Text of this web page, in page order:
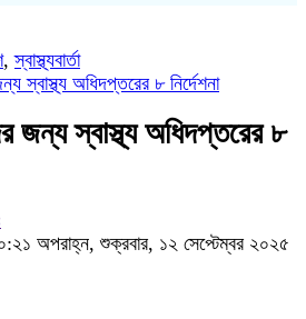
,স্বাস্থ্যবার্তা
স্বাস্থ্য অধিদপ্তরের ৮ নির্দেশনা
জন্য স্বাস্থ্য অধিদপ্তরের ৮
অপরাহ্ন, শুক্রবার, ১২ সেপ্টেম্বর ২০২৫